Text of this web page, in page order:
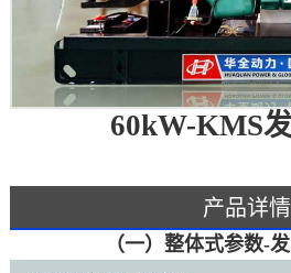
60kW-KMS
产品详情
（一）整体式参数-